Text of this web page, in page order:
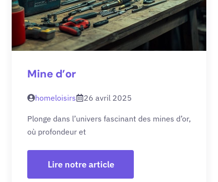
Mine d’or
homeloisirs 26 avril 2025
Plonge dans l’univers fascinant des mines d’or,
où profondeur et
Lire notre article